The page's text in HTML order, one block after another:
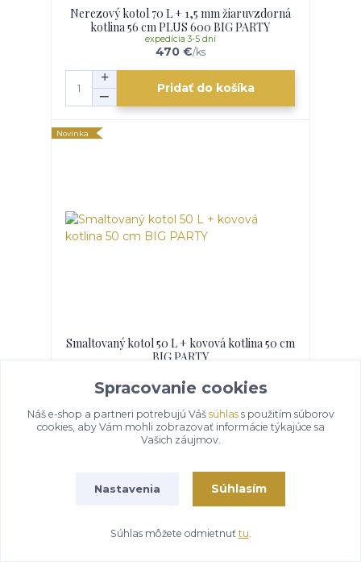
Nerezový kotol 70 L + 1,5 mm žiaruvzdorná
kotlina 56 cm PLUS 600 BIG PARTY
470 €/ks
expedícia 3-5 dní
Pridať do košíka
Novinka
Smaltovaný kotol 50 L + kovová kotlina 50 cm
BIG PARTY
190 €
Pridať do košíka
Spracovanie cookies
Náš e-shop a partneri potrebujú Váš súhlass použitím súborov
cookies, aby Vám mohli zobrazovať informácie týkajúce sa
Vašich záujmov.
Nastavenia Súhlasím
Súhlas môžete odmietnuť tu